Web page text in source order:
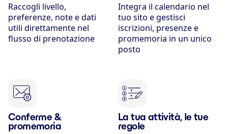
Raccogli livello,
preferenze, note e dati
utili direttamente nel
flusso di prenotazione
Integra il calendario nel
tuo sito e gestisci
iscrizioni, presenze e
promemoria in un unico
posto
Conferme &
promemoria
La tua attività, le tue
regole